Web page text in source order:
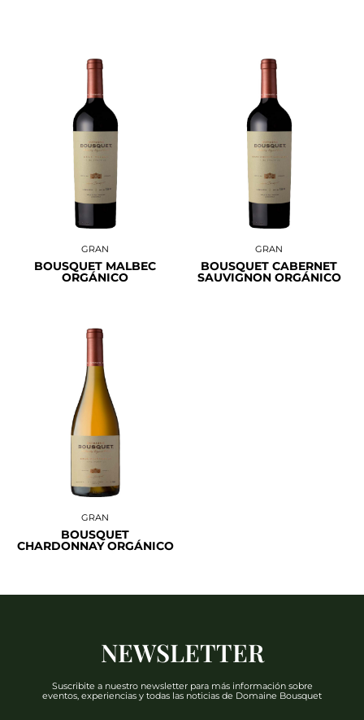
GRAN
BOUSQUET MALBEC
ORGÁNICO
GRAN
BOUSQUET CABERNET
SAUVIGNON ORGÁNICO
GRAN
BOUSQUET
CHARDONNAY ORGÁNICO
NEWSLETTER
Suscribite a nuestro newsletter para más información sobre
eventos, experiencias y todas las noticias de Domaine Bousquet